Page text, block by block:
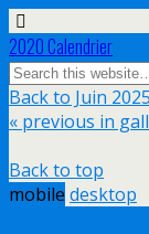
2020 Calendrier
Back to Juin
« previous in
Back to top
mobile desktop